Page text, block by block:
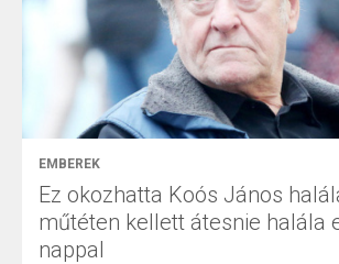
EMBEREK
Ez okozhatta Koós János
műtéten kellett átesnie halála
nappal